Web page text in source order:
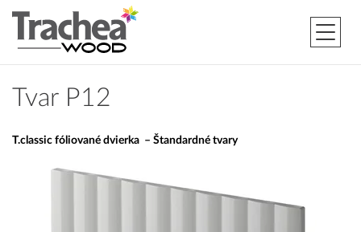
Tvar P12
T.classic fóliované dvierka – Štandardné tvary